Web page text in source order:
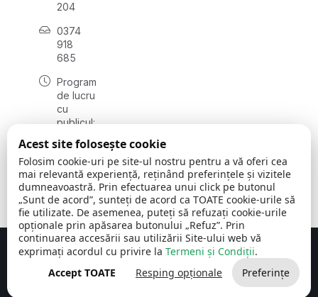
204
0374
918
685
Program
de lucru
cu
publicul:
08:00 -
16:30
, vineri:
08:00 -
14:00
Comuna Cerchezu © 2026Toate drepturile rezervate
Concept realizat de Big Media Relații Publice SRL
Acest site folosește cookie
Folosim cookie-uri pe site-ul nostru pentru a vă oferi cea
mai relevantă experiență, reținând preferințele și vizitele
dumneavoastră. Prin efectuarea unui click pe butonul
„Sunt de acord”, sunteți de acord ca TOATE cookie-urile să
fie utilizate. De asemenea, puteți să refuzați cookie-urile
opționale prin apăsarea butonului „Refuz”. Prin
continuarea accesării sau utilizării Site-ului web vă
exprimați acordul cu privire la Termeni și Condiții.
Accept TOATE
Resping opționale Preferințe